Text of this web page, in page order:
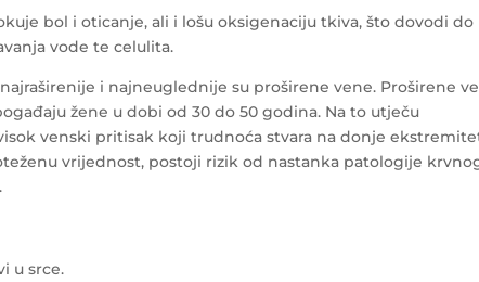
bol i oticanje, ali i lošu oksigenaciju tkiva, što dovodi do
vode te celulita.
i najneuglednije su proširene vene. Proširene
žene u dobi od 30 do 50 godina. Na to utječu
venski pritisak koji trudnoća stvara na donje
vrijednost, postoji rizik od nastanka patologije
u srce.